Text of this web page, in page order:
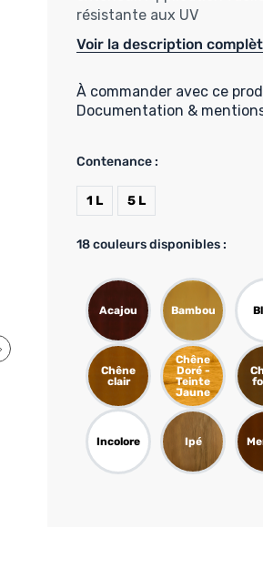
résistante aux UV
Voir la description
À commander avec ce
Documentation &
Contenance :
1 L 5 L
18couleurs disponibles :
Acajou Bambou
Chêne
clair
Chêne
Doré -
Teinte
Jaune
Incolore Ipé